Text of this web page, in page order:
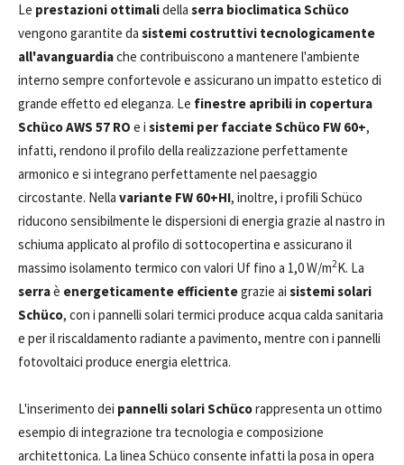
Le prestazioni ottimalidella serra bioclimatica Schüco
vengono garantite da sistemi costruttivi tecnologicamente
all'avanguardiache contribuiscono a mantenere l'ambiente
interno sempre confortevole e assicurano un impatto estetico di
grande effetto ed eleganza. Le finestre apribili in copertura
Schüco AWS 57 RO e i sistemi per facciate Schüco FW 60+,
infatti, rendono il profilo della realizzazione perfettamente
armonico e si integrano perfettamente nel paesaggio
circostante. Nella variante FW 60+HI, inoltre, i profili Schüco
riducono sensibilmente le dispersioni di energia grazie al nastro in
schiuma applicato al profilo di sottocopertina e assicurano il
massimo isolamento termico con valori Uf fino a 1,0 W/m2K. La
serraè energeticamente efficientegrazie ai sistemi solari
Schüco, con i pannelli solari termici produce acqua calda sanitaria
e per il riscaldamento radiante a pavimento, mentre con i pannelli
fotovoltaici produce energia elettrica.
L'inserimento dei pannelli solari Schücorappresenta un ottimo
esempio di integrazione tra tecnologia e composizione
architettonica. La linea Schüco consente infatti la posa in opera